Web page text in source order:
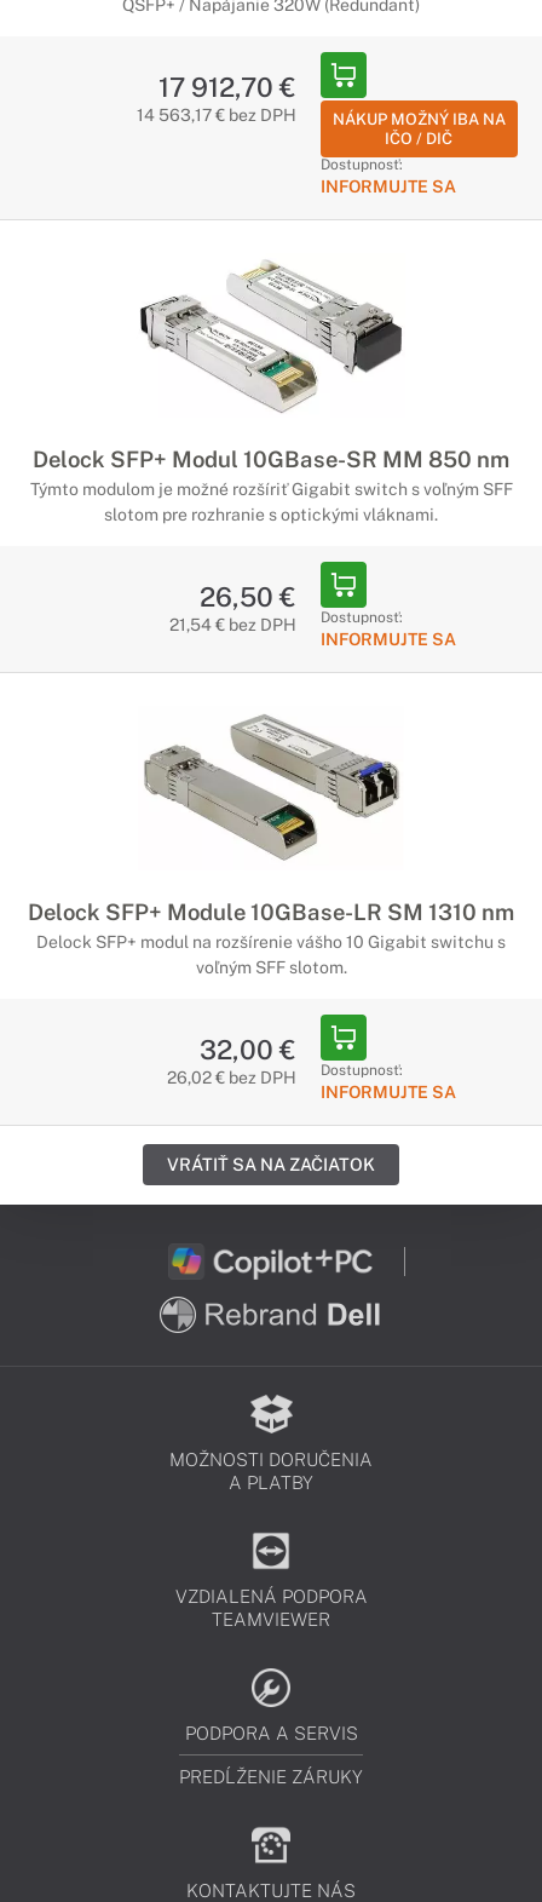
QSFP+ / Napájanie 320W (Redundant)
17 912,70 €
14 563,17 € bez DPH
NÁKUP MOŽNÝ IBA NA
IČO / DIČ
Dostupnosť:
INFORMUJTE SA
Delock SFP+ Modul 10GBase-SR MM 850 nm
Týmto modulom je možné rozšíriť Gigabit switch s voľným SFF
slotom pre rozhranie s optickými vláknami.
26,50 €
21,54 € bez DPH Dostupnosť:
INFORMUJTE SA
Delock SFP+ Module 10GBase-LR SM 1310 nm
Delock SFP+ modul na rozšírenie vášho 10 Gigabit switchu s
voľným SFF slotom.
32,00 €
26,02 € bez DPH Dostupnosť:
INFORMUJTE SA
VRÁTIŤ SA NA ZAČIATOK
MOŽNOSTI DORUČENIA
A PLATBY
VZDIALENÁ PODPORA
TEAMVIEWER
PODPORA A SERVIS
PREDĹŽENIE ZÁRUKY
KONTAKTUJTE NÁS